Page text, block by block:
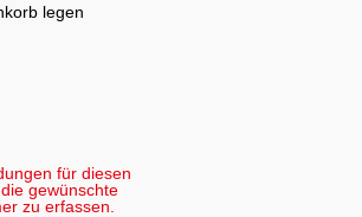
legen
für diesen
gewünschte
zu erfassen.